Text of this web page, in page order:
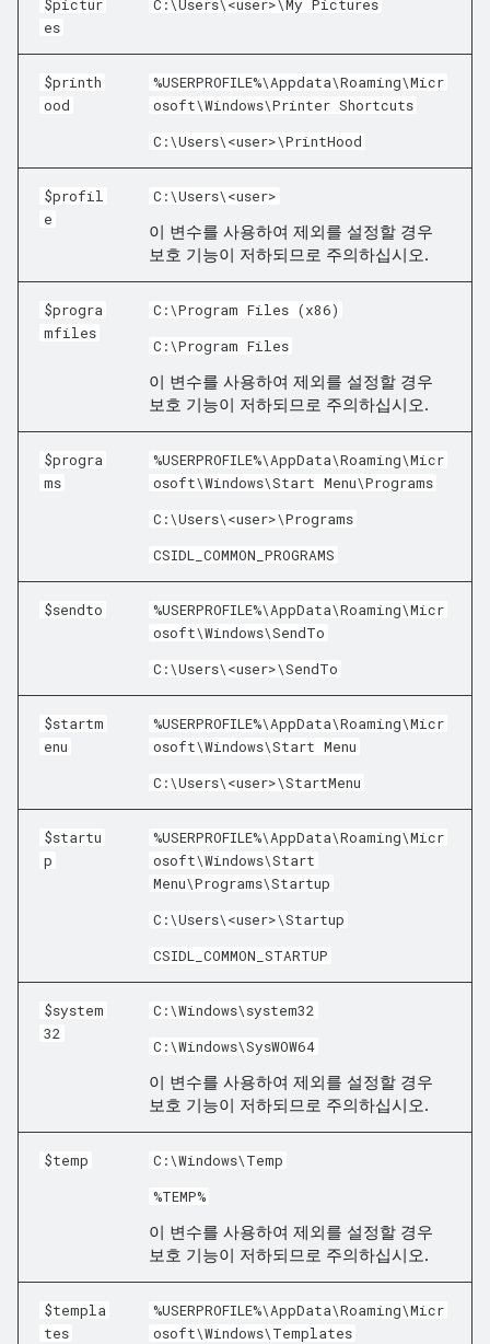
$pictur
es
C:\Users\<user>\My Pictures
$printh
ood
%USERPROFILE%\Appdata\Roaming\Micr
osoft\Windows\Printer Shortcuts
C:\Users\<user>\PrintHood
$profil
e
C:\Users\<user>
이 변수를 사용하여 제외를 설정할 경우
보호 기능이 저하되므로 주의하십시오.
$progra
mfiles
C:\Program Files (x86)
C:\Program Files
이 변수를 사용하여 제외를 설정할 경우
보호 기능이 저하되므로 주의하십시오.
$progra
ms
%USERPROFILE%\AppData\Roaming\Micr
osoft\Windows\Start Menu\Programs
C:\Users\<user>\Programs
CSIDL_COMMON_PROGRAMS
$sendto
%USERPROFILE%\AppData\Roaming\Micr
osoft\Windows\SendTo
C:\Users\<user>\SendTo
$startm
enu
%USERPROFILE%\AppData\Roaming\Micr
osoft\Windows\Start Menu
C:\Users\<user>\StartMenu
$startu
p
%USERPROFILE%\AppData\Roaming\Micr
osoft\Windows\Start
Menu\Programs\Startup
C:\Users\<user>\Startup
CSIDL_COMMON_STARTUP
$system
32
C:\Windows\system32
C:\Windows\SysWOW64
이 변수를 사용하여 제외를 설정할 경우
보호 기능이 저하되므로 주의하십시오.
$temp C:\Windows\Temp
%TEMP%
이 변수를 사용하여 제외를 설정할 경우
보호 기능이 저하되므로 주의하십시오.
$templa
tes
%USERPROFILE%\AppData\Roaming\Micr
osoft\Windows\Templates